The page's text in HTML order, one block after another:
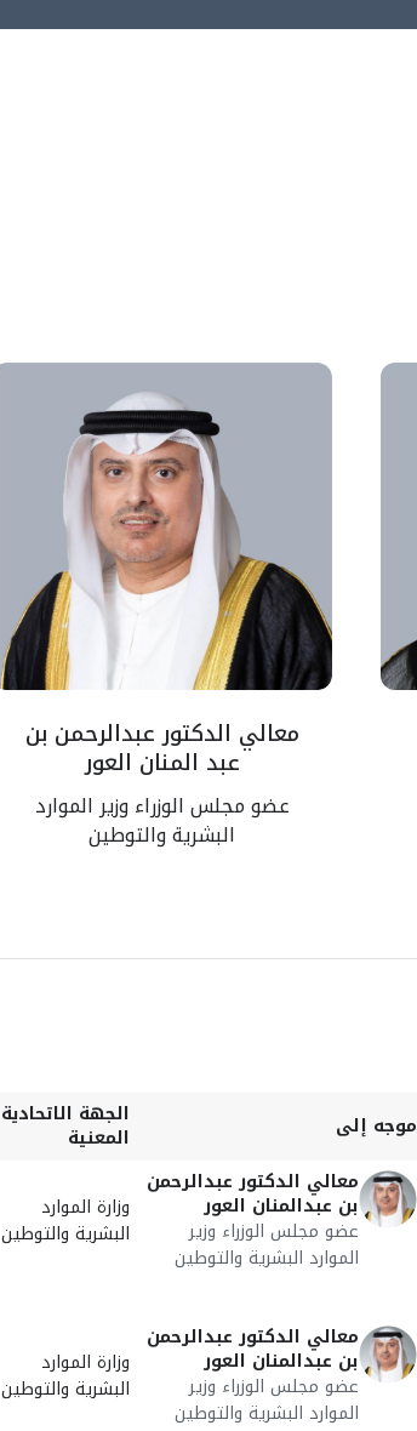
معالي الدكتور عبدالرحمن بن
عبد المنان العور
عضو مجلس الوزراء وزير الموارد
البشرية والتوطين
موجه إلى الجهة الاتحادية
المعنية
معالي الدكتور عبدالرحمن
بن عبدالمنان العور
عضو مجلس الوزراء وزير
الموارد البشرية والتوطين
وزارة الموارد
البشرية والتوطين
معالي الدكتور عبدالرحمن
بن عبدالمنان العور
عضو مجلس الوزراء وزير
الموارد البشرية والتوطين
وزارة الموارد
البشرية والتوطين